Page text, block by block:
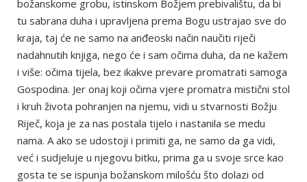
božanskome grobu, istinskom Božjem prebivalištu, da bi
tu sabrana duha i upravljena prema Bogu ustrajao sve do
kraja, taj će ne samo na anđeoski način naučiti riječi
nadahnutih knjiga, nego će i sam očima duha, da ne kažem
i više: očima tijela, bez ikakve prevare promatrati samoga
Gospodina. Jer onaj koji očima vjere promatra mistični stol
i kruh života pohranjen na njemu, vidi u stvarnosti Božju
Riječ, koja je za nas postala tijelo i nastanila se medu
nama. A ako se udostoji i primiti ga, ne samo da ga vidi,
već i sudjeluje u njegovu bitku, prima ga u svoje srce kao
gosta te se ispunja božanskom milošću što dolazi od